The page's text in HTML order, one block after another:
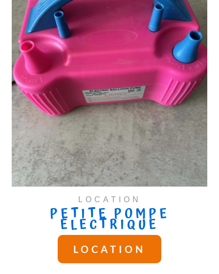
LOCATION
PETITE POMPE
ÉLECTRIQUE
LOCATION